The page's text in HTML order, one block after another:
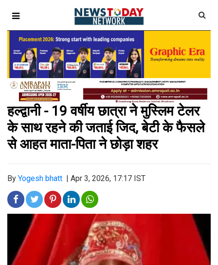
हल्द्वानी - 19 वर्षीय छात्रा ने मुस्लिम टेलर
के साथ रहने की जताई जिद, बेटी के फैसले
से आहत माता-पिता ने छोड़ा शहर
By Yogesh bhatt Apr 3, 2026, 17:17 IST